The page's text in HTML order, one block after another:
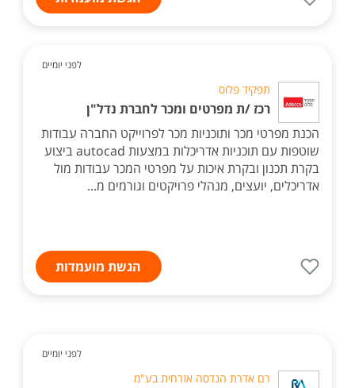
לפני יומיים
תפקיד פלוס
רכז /ת מפרטים ומכר לחברת נדל"ן
הכנת מפרטי מכר ותוכניות מכר לפרוייקט החברה עבודות
שוטפות עם תוכניות אדריכלות במצעות autocad ביצוע
בקרת תכנון ובקרת איכות על מפרטי המכר עבודות מול
אדריכלים, יועצים, מנהלי פרויקטים וגורמים מ...
הגשת מועמדות
לפני יומיים
רם אדרת הנדסה אזרחית בע"מ